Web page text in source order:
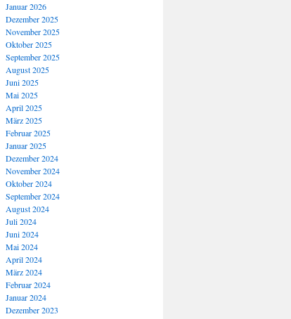
Januar 2026
Dezember 2025
November 2025
Oktober 2025
September 2025
August 2025
Juni 2025
Mai 2025
April 2025
März 2025
Februar 2025
Januar 2025
Dezember 2024
November 2024
Oktober 2024
September 2024
August 2024
Juli 2024
Juni 2024
Mai 2024
April 2024
März 2024
Februar 2024
Januar 2024
Dezember 2023